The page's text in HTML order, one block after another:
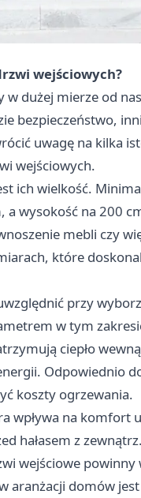
wejściowych?
dużej mierze od
bezpieczeństwo,
uwagę na kilka
wejściowych.
ich wielkość.
wysokość na 200
mebli czy
które
przy
w tym
ciepło
Odpowiednio
koszty ogrzewania.
wpływa na komfort
hałasem z
wejściowe powinny
aranżacji domów